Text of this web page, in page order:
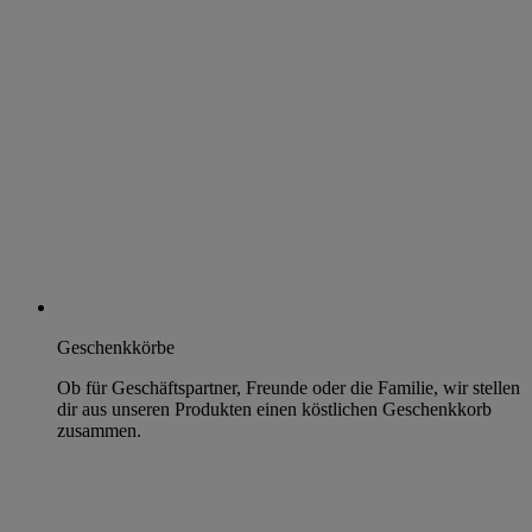
Geschenkkörbe
Ob für Geschäftspartner, Freunde oder die Familie, wir stellen
dir aus unseren Produkten einen köstlichen Geschenkkorb
zusammen.